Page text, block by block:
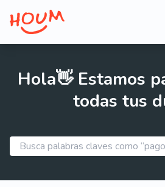
Hola👋 Estamos
todas tus